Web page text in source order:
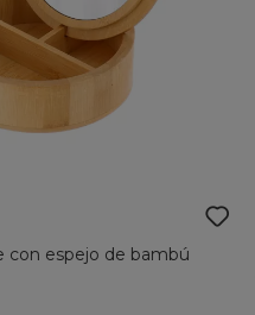
con espejo de bambú